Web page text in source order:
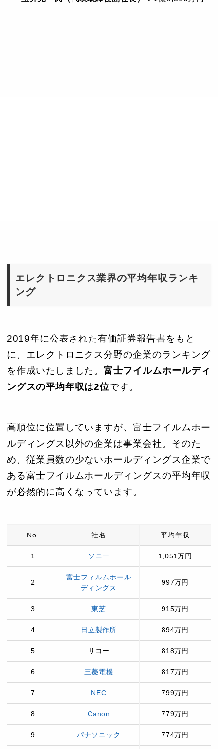
エレクトロニクス業界の平均年収ランキ
ング
2019年に公表された有価証券報告書をもと
に、エレクトロニクス分野の企業のランキング
を作成いたしました。富士フイルムホールディ
ングスの平均年収は2位です。
高順位に位置していますが、富士フイルムホー
ルディングス以外の企業は事業会社。そのた
め、従業員数の少ないホールディングス企業で
ある富士フイルムホールディングスの平均年収
が必然的に高くなっています。
No. 社名 平均年収
1 ソニー 1,051万円
2
富士フィルムホール
ディングス
997万円
3 東芝 915万円
4 日立製作所 894万円
5 リコー 818万円
6 三菱電機 817万円
7 NEC 799万円
8 Canon 779万円
9 パナソニック 774万円